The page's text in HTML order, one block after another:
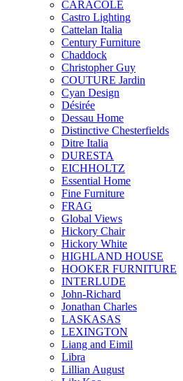
CARACOLE
Castro Lighting
Cattelan Italia
Century Furniture
Chaddock
Christopher Guy
COUTURE Jardin
Cyan Design
Désirée
Dessau Home
Distinctive Chesterfields
Ditre Italia
DURESTA
EICHHOLTZ
Essential Home
Fine Furniture
FRAG
Global Views
Hickory Chair
Hickory White
HIGHLAND HOUSE
HOOKER FURNITURE
INTERLUDE
John-Richard
Jonathan Charles
LASKASAS
LEXINGTON
Liang and Eimil
Libra
Lillian August